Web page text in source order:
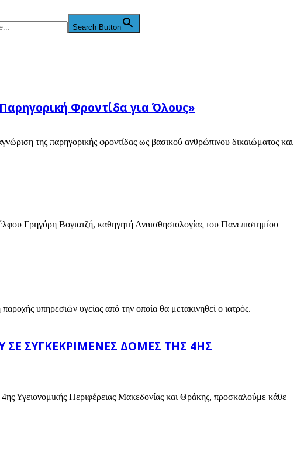
Search Button
Φροντίδα για Όλους»
της παρηγορικής φροντίδας ως βασικού ανθρώπινου δικαιώματος και
Γρηγόρη Βογιατζή, καθηγητή Αναισθησιολογίας του Πανεπιστημίου
υπηρεσιών υγείας από την οποία θα μετακινηθεί ο ιατρός.
ΣΥΓΚΕΚΡΙΜΕΝΕΣ ΔΟΜΕΣ ΤΗΣ 4ΗΣ
Υγειονομικής Περιφέρειας Μακεδονίας και Θράκης, προσκαλούμε κάθε